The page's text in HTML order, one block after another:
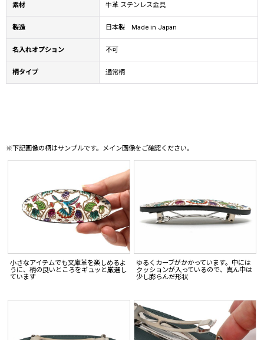
素材 牛革 ステンレス金具
製造 日本製 Made in Japan
名入れオプション 不可
柄タイプ 通常柄
※下記画像の柄はサンプルです。メイン画像をご確認ください。
小さなアイテムでも文庫革を楽しめるよ
うに、柄の良いところをギュッと厳選し
ています
ゆるくカーブがかかっています。中には
クッションが入っているので、真ん中は
少し膨らんだ形状